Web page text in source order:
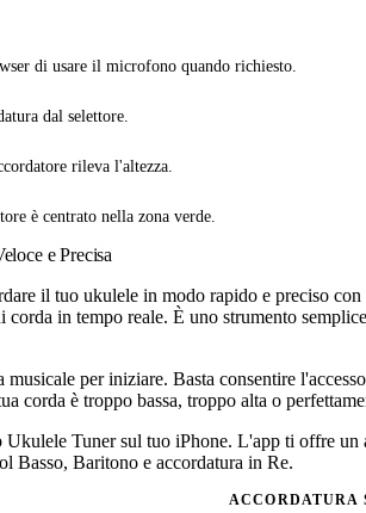
di usare il microfono quando richiesto.
dal selettore.
rileva l'altezza.
è centrato nella zona verde.
e Precisa
il tuo ukulele in modo rapido e preciso
in tempo reale. È uno strumento
per iniziare. Basta consentire
corda è troppo bassa, troppo alta o
Tuner sul tuo iPhone. L'app ti offre
Basso, Baritono e accordatura in Re.
ACCORDATURA